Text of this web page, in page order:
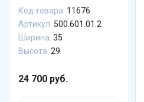
Код товара: 11676
Артикул: 500.601.01.2
Ширина: 35
Высота: 29
24 700 руб.